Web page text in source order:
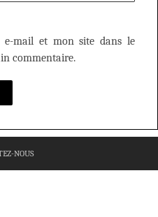
e-mail et mon site dans le
commentaire.
NOUS